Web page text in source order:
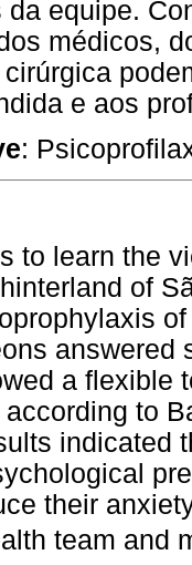
da equipe.
médicos,
e aos
:
to learn the
of
answered
a flexible
to
indicated
their
team and